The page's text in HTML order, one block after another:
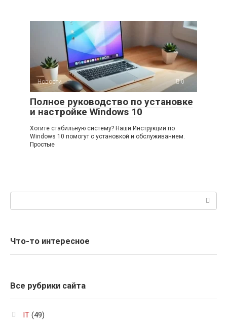
Новости 0
Полное руководство по установке
и настройке Windows 10
Хотите стабильную систему? Наши Инструкции по
Windows 10 помогут с установкой и обслуживанием.
Простые
Что-то интересное
Все рубрики сайта
IT (49)